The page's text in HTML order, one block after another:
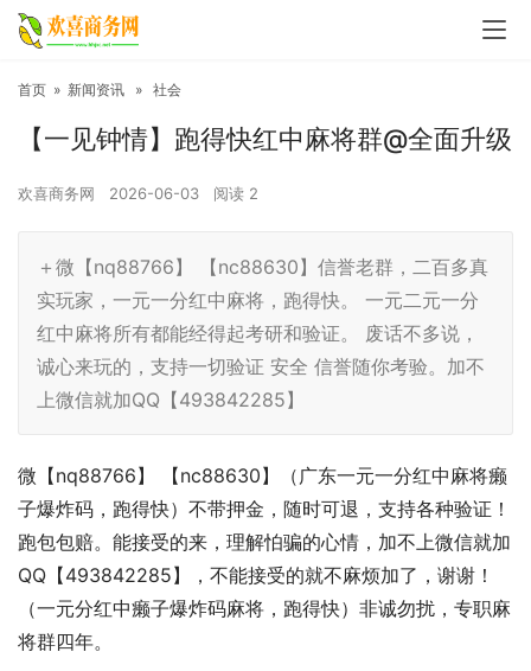
首页 » 新闻资讯 » 社会
【一见钟情】跑得快红中麻将群@全面升级
欢喜商务网 2026-06-03 阅读 2
＋微【nq88766】 【nc88630】信誉老群，二百多真
实玩家，一元一分红中麻将，跑得快。 一元二元一分
红中麻将所有都能经得起考研和验证。 废话不多说，
诚心来玩的，支持一切验证 安全 信誉随你考验。加不
上微信就加QQ【493842285】
微【nq88766】 【nc88630】（广东一元一分红中麻将癞
子爆炸码，跑得快）不带押金，随时可退，支持各种验证！
跑包包赔。能接受的来，理解怕骗的心情，加不上微信就加
QQ【493842285】，不能接受的就不麻烦加了，谢谢！
（一元分红中癞子爆炸码麻将，跑得快）非诚勿扰，专职麻
将群四年。